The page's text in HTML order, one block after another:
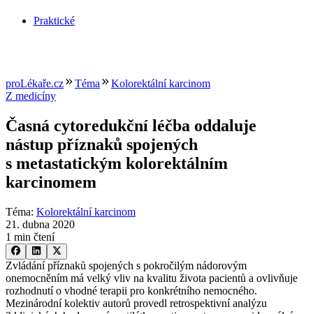
Praktické
proLékaře.cz Téma
Kolorektální karcinom
Z medicíny
Časná cytoredukční léčba oddaluje
nástup příznaků spojených
s metastatickým kolorektálním
karcinomem
Téma: Kolorektální karcinom
21. dubna 2020
1 min čtení
Zvládání příznaků spojených s pokročilým nádorovým
onemocněním má velký vliv na kvalitu života pacientů a ovlivňuje
rozhodnutí o vhodné terapii pro konkrétního nemocného.
Mezinárodní kolektiv autorů provedl retrospektivní analýzu